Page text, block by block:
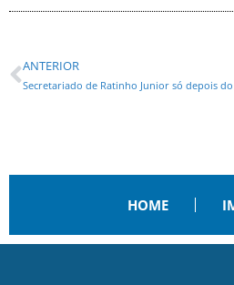
ANTERIOR
Secretariado de Ratinho Junior só depois do
HOME